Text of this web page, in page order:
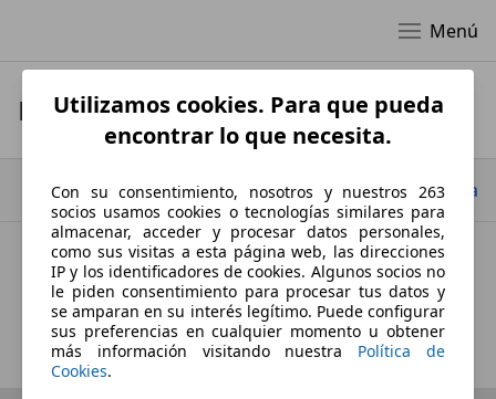
Menú
Datos de empresa
Ir arriba
FLEXICAR GREEN MADRID
Datos de empresa
Utilizamos cookies. Para que pueda
encontrar lo que necesita.
Con su consentimiento, nosotros y nuestros 263
socios usamos cookies o tecnologías similares para
almacenar, acceder y procesar datos personales,
como sus visitas a esta página web, las direcciones
IP y los identificadores de cookies. Algunos socios no
le piden consentimiento para procesar tus datos y
se amparan en su interés legítimo. Puede configurar
sus preferencias en cualquier momento u obtener
más información visitando nuestra Política de
Cookies.